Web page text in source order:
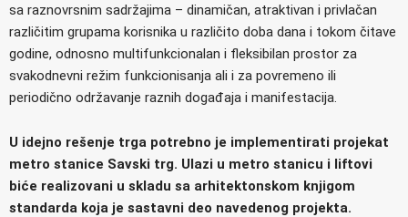
sa raznovrsnim sadržajima – dinamičan, atraktivan i privlačan
različitim grupama korisnika u različito doba dana i tokom čitave
godine, odnosno multifunkcionalan i fleksibilan prostor za
svakodnevni režim funkcionisanja ali i za povremeno ili
periodično održavanje raznih događaja i manifestacija.
U idejno rešenje trga potrebno je implementirati projekat
metro stanice Savski trg. Ulazi u metro stanicu i liftovi
biće realizovani u skladu sa arhitektonskom knjigom
standarda koja je sastavni deo navedenog projekta.